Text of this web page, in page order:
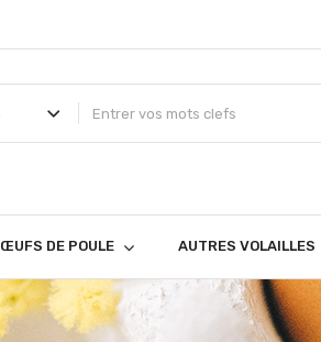
ŒUFS DE POULE AUTRES VOLAILLES